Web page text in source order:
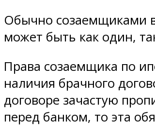
Обычно созаемщиками
может быть как один,
Права созаемщика по
наличия брачного
договоре зачастую
перед банком, то эта